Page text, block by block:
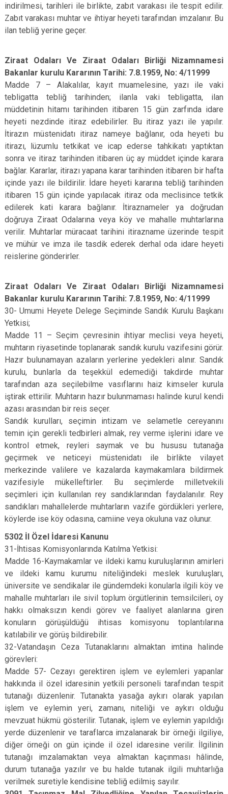
indirilmesi, tarihleri ile birlikte, zabıt varakası ile tespit edilir.
Zabıt varakası muhtar ve ihtiyar heyeti tarafından imzalanır. Bu
ilan tebliğ yerine geçer.
Ziraat Odaları Ve Ziraat Odaları Birliği Nizamnamesi
Bakanlar kurulu Kararının Tarihi: 7.8.1959, No: 4/11999
Madde 7 – Alakalılar, kayıt muamelesine, yazı ile vaki
tebligatta tebliğ tarihinden; ilanla vaki tebligatta, ilan
müddetinin hitamı tarihinden itibaren 15 gün zarfında idare
heyeti nezdinde itiraz edebilirler. Bu itiraz yazı ile yapılır.
İtirazın müstenidatı itiraz nameye bağlanır, oda heyeti bu
itirazı, lüzumlu tetkikat ve icap ederse tahkikatı yaptıktan
sonra ve itiraz tarihinden itibaren üç ay müddet içinde karara
bağlar. Kararlar, itirazı yapana karar tarihinden itibaren bir hafta
içinde yazı ile bildirilir. İdare heyeti kararına tebliğ tarihinden
itibaren 15 gün içinde yapılacak itiraz oda meclisince tetkik
edilerek kati karara bağlanır. İtiraznameler ya doğrudan
doğruya Ziraat Odalarına veya köy ve mahalle muhtarlarına
verilir. Muhtarlar müracaat tarihini itirazname üzerinde tespit
ve mühür ve imza ile tasdik ederek derhal oda idare heyeti
reislerine gönderirler.
Ziraat Odaları Ve Ziraat Odaları Birliği Nizamnamesi
Bakanlar kurulu Kararının Tarihi: 7.8.1959, No: 4/11999
30- Umumi Heyete Delege Seçiminde Sandık Kurulu Başkanı
Yetkisi;
Madde 11 – Seçim çevresinin ihtiyar meclisi veya heyeti,
muhtarın riyasetinde toplanarak sandık kurulu vazifesini görür.
Hazır bulunamayan azaların yerlerine yedekleri alınır. Sandık
kurulu, bunlarla da teşekkül edemediği takdirde muhtar
tarafından aza seçilebilme vasıflarını haiz kimseler kurula
iştirak ettirilir. Muhtarın hazır bulunmaması halinde kurul kendi
azası arasından bir reis seçer.
Sandık kurulları, seçimin intizam ve selametle cereyanını
temin için gerekli tedbirleri almak, rey verme işlerini idare ve
kontrol etmek, reyleri saymak ve bu hususu tutanağa
geçirmek ve neticeyi müstenidatı ile birlikte vilayet
merkezinde valilere ve kazalarda kaymakamlara bildirmek
vazifesiyle mükelleftirler. Bu seçimlerde milletvekili
seçimleri için kullanılan rey sandıklarından faydalanılır. Rey
sandıkları mahallelerde muhtarların vazife gördükleri yerlere,
köylerde ise köy odasına, camiine veya okuluna vaz olunur.
5302 İl Özel İdaresi Kanunu
31-İhtisas Komisyonlarında Katılma Yetkisi:
Madde 16-Kaymakamlar ve ildeki kamu kuruluşlarının amirleri
ve ildeki kamu kurumu niteliğindeki meslek kuruluşları,
üniversite ve sendikalar ile gündemdeki konularla ilgili köy ve
mahalle muhtarları ile sivil toplum örgütlerinin temsilcileri, oy
hakkı olmaksızın kendi görev ve faaliyet alanlarına giren
konuların görüşüldüğü ihtisas komisyonu toplantılarına
katılabilir ve görüş bildirebilir.
32-Vatandaşın Ceza Tutanaklarını almaktan imtina halinde
görevleri:
Madde 57- Cezayı gerektiren işlem ve eylemleri yapanlar
hakkında il özel idaresinin yetkili personeli tarafından tespit
tutanağı düzenlenir. Tutanakta yasağa aykırı olarak yapılan
işlem ve eylemin yeri, zamanı, niteliği ve aykırı olduğu
mevzuat hükmü gösterilir. Tutanak, işlem ve eylemin yapıldığı
yerde düzenlenir ve taraflarca imzalanarak bir örneği ilgiliye,
diğer örneği on gün içinde il özel idaresine verilir. İlgilinin
tutanağı imzalamaktan veya almaktan kaçınması hâlinde,
durum tutanağa yazılır ve bu halde tutanak ilgili muhtarlığa
verilmek suretiyle kendisine tebliğ edilmiş sayılır.